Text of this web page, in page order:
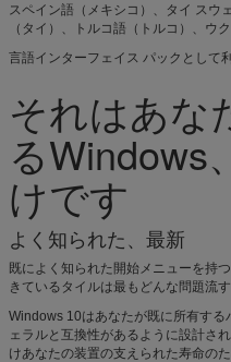
スペイン語（メキシコ）、タイ スウ
（タイ）、トルコ語（トルコ）、ウ
言語インターフェイス パックとして
それはあな
るWindows
けです
よく知られた、最新
既によく知られた開始メニューを持
きているタイルは最もどんな問題流
Windows 10はあなたが既に所有す
ェラルと互換性があるように設計さ
けあなたの装置の支えられた寿命の